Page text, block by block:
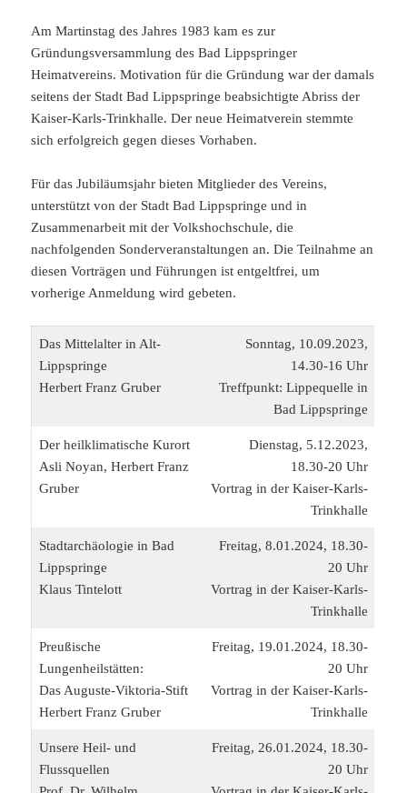
Am Martinstag des Jahres 1983 kam es zur
Gründungsversammlung des Bad Lippspringer
Heimatvereins. Motivation für die Gründung war der damals
seitens der Stadt Bad Lippspringe beabsichtigte Abriss der
Kaiser-Karls-Trinkhalle. Der neue Heimatverein stemmte
sich erfolgreich gegen dieses Vorhaben.
Für das Jubiläumsjahr bieten Mitglieder des Vereins,
unterstützt von der Stadt Bad Lippspringe und in
Zusammenarbeit mit der Volkshochschule, die
nachfolgenden Sonderveranstaltungen an. Die Teilnahme an
diesen Vorträgen und Führungen ist entgeltfrei, um
vorherige Anmeldung wird gebeten.
Das Mittelalter in Alt-
Lippspringe
Herbert Franz Gruber
Sonntag, 10.09.2023,
14.30-16 Uhr
Treffpunkt: Lippequelle in
Bad Lippspringe
Der heilklimatische Kurort
Asli Noyan, Herbert Franz
Gruber
Dienstag, 5.12.2023,
18.30-20 Uhr
Vortrag in der Kaiser-Karls-
Trinkhalle
Stadtarchäologie in Bad
Lippspringe
Klaus Tintelott
Freitag, 8.01.2024, 18.30-
20 Uhr
Vortrag in der Kaiser-Karls-
Trinkhalle
Preußische
Lungenheilstätten:
Das Auguste-Viktoria-Stift
Herbert Franz Gruber
Freitag, 19.01.2024, 18.30-
20 Uhr
Vortrag in der Kaiser-Karls-
Trinkhalle
Unsere Heil- und
Flussquellen
Freitag, 26.01.2024, 18.30-
20 Uhr